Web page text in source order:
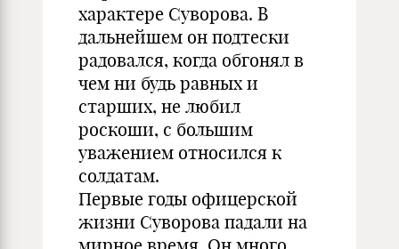
характере Суворова. В
дальнейшем он подтески
радовался, когда обгонял в
чем ни будь равных и
старших, не любил
роскоши, с большим
уважением относился к
солдатам.
Первые годы офицерской
жизни Суворова падали на